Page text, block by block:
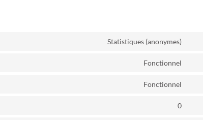
Statistiques (anonymes)
Fonctionnel
Fonctionnel
0